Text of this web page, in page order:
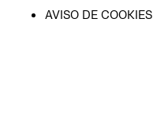
AVISO DE COOKIES